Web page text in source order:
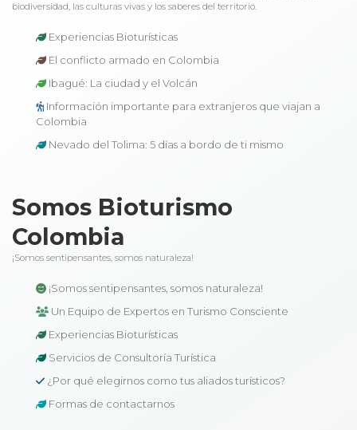
biodiversidad, las culturas vivas y los saberes del territorio.
Experiencias Bioturísticas
El conflicto armado en Colombia
Ibagué: La ciudad y el Volcán
Información importante para extranjeros que viajan a
Colombia
Nevado del Tolima: 5 días a bordo de ti mismo
Somos Bioturismo
Colombia
¡Somos sentipensantes, somos naturaleza!
¡Somos sentipensantes, somos naturaleza!
Un Equipo de Expertos en Turismo Consciente
Experiencias Bioturísticas
Servicios de Consultoría Turística
¿Por qué elegirnos como tus aliados turísticos?
Formas de contactarnos